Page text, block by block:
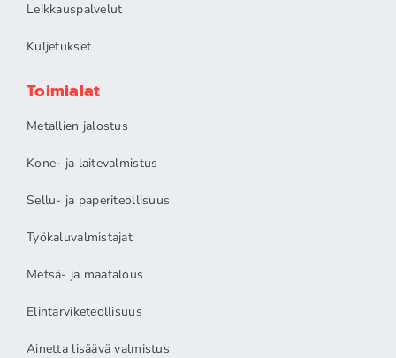
Leikkauspalvelut
Kuljetukset
Toimialat
Metallien jalostus
Kone- ja laitevalmistus
Sellu- ja paperiteollisuus
Työkaluvalmistajat
Metsä- ja maatalous
Elintarviketeollisuus
Ainetta lisäävä valmistus